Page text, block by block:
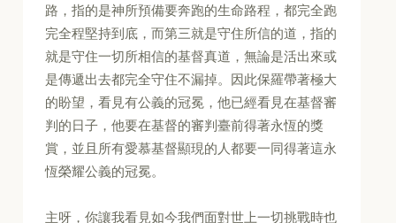
路，指的是神所預備要奔跑的生命路程，都完全跑
完全程堅持到底，而第三就是守住所信的道，指的
就是守住一切所相信的基督真道，無論是活出來或
是傳遞出去都完全守住不漏掉。因此保羅帶著極大
的盼望，看見有公義的冠冕，他已經看見在基督審
判的日子，他要在基督的審判臺前得著永恆的獎
賞，並且所有愛慕基督顯現的人都要一同得著這永
恆榮耀公義的冠冕。
主呀，你讓我看見如今我們面對世上一切挑戰時也